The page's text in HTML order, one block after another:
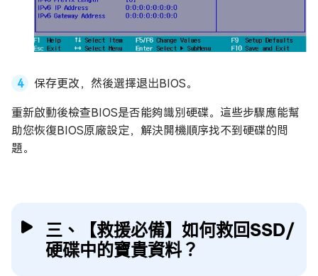
保存更改，然後選擇退出BIOS。
重新啟動後檢查BIOS是否能夠識別硬碟。這些步驟應能幫
助您恢復BIOS原廠設定，解決開機順序找不到硬碟的問
題。
三、【救援必備】如何救回SSD/
硬碟中的寶貴資料？